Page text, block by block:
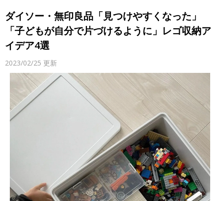
ダイソー・無印良品「見つけやすくなった」
「子どもが自分で片づけるように」レゴ収納ア
イデア4選
2023/02/25 更新